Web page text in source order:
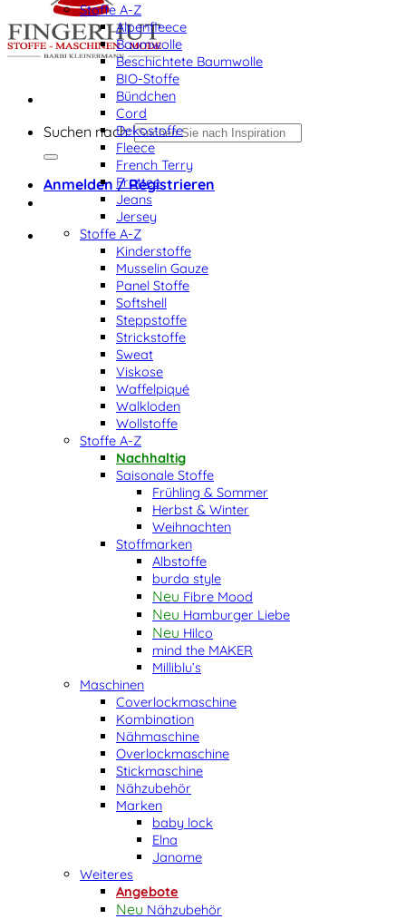
Suchen nach:
Anmelden / Registrieren
Stoffe A-Z
Alpenfleece
Baumwolle
Beschichtete Baumwolle
BIO-Stoffe
Bündchen
Cord
Dekostoffe
Fleece
French Terry
Frottee
Jeans
Jersey
Stoffe A-Z
Kinderstoffe
Musselin Gauze
Panel Stoffe
Softshell
Steppstoffe
Strickstoffe
Sweat
Viskose
Waffelpiqué
Walkloden
Wollstoffe
Stoffe A-Z
Nachhaltig
Saisonale Stoffe
Frühling & Sommer
Herbst & Winter
Weihnachten
Stoffmarken
Albstoffe
burda style
Fibre Mood
Hamburger Liebe
Hilco
mind the MAKER
Milliblu’s
Maschinen
Coverlockmaschine
Kombination
Nähmaschine
Overlockmaschine
Stickmaschine
Nähzubehör
Marken
baby lock
Elna
Janome
Weiteres
Angebote
Nähzubehör